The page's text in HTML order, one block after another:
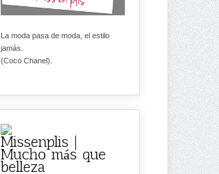
La moda pasa de moda, el estilo
jamás.
(Coco Chanel).
Missenplis |
Mucho más que
belleza